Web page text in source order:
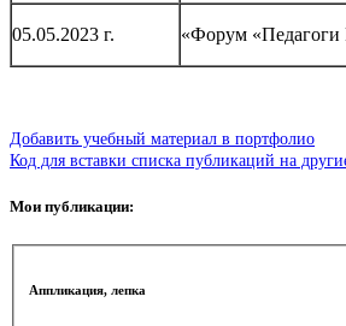
05.05.2023 г. «Форум «Педагоги
Добавить учебный материал в портфолио
Код для вставки списка публикаций на
Мои публикации:
Аппликация, лепка